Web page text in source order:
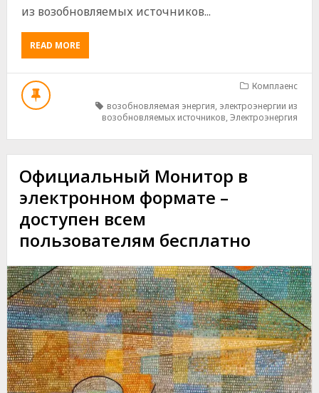
из возобновляемых источников...
READ MOREABOUT
ПРЕДЕЛЫ
МОЩНОСТИ,
УРОВНИ
МОЩНОСТИ
КАТЕГОРИИ
МОЩНОСТИ
ОБЛАСТИ
ЭЛЕКТРОЭНЕРГИИ
ИЗ
ВОЗОБНОВЛЯЕМЫХ
ДЕЙСТВИТЕЛЬНЫЕ
2025
ГОДА
–
УТВЕРЖДЕНЫ
Комплаенс
возобновляемая энергия, электроэнергии из
возобновляемых источников,Электроэнергия
Официальный Монитор в
электронном формате –
доступен всем
пользователям бесплатно